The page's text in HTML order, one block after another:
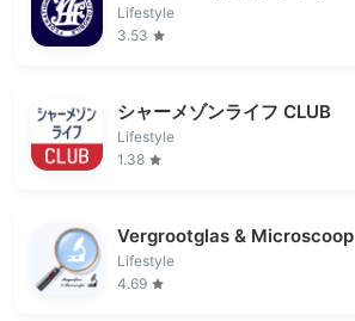
Lifestyle
3.53
シャーメゾンライフ CLUB
Lifestyle
1.38
Vergrootglas & Microscoop
Lifestyle
4.69